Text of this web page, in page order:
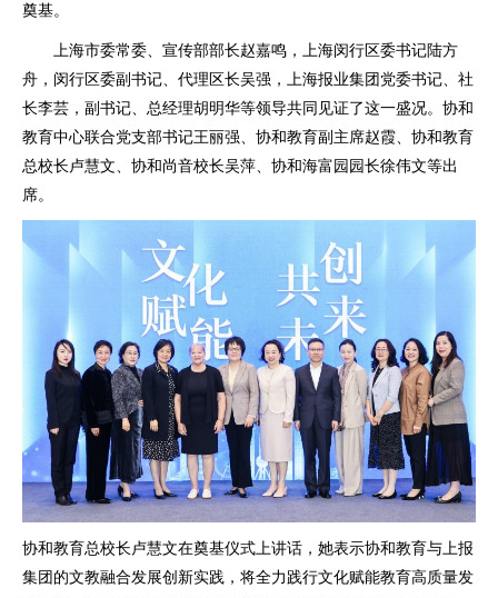
奠基。
上海市委常委、宣传部部长赵嘉鸣，上海闵行区委书记陆方
舟，闵行区委副书记、代理区长吴强，上海报业集团党委书记、社
长李芸，副书记、总经理胡明华等领导共同见证了这一盛况。协和
教育中心联合党支部书记王丽强、协和教育副主席赵霞、协和教育
总校长卢慧文、协和尚音校长吴萍、协和海富园园长徐伟文等出
席。
协和教育总校长卢慧文在奠基仪式上讲话，她表示协和教育与上报
集团的文教融合发展创新实践，将全力践行文化赋能教育高质量发